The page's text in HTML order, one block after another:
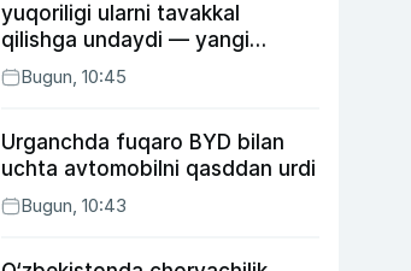
yuqoriligi ularni tavakkal
qilishga undaydi — yangi
tadqiqot
Bugun, 10:45
Urganchda fuqaro BYD bilan
uchta avtomobilni qasddan urdi
Bugun, 10:43